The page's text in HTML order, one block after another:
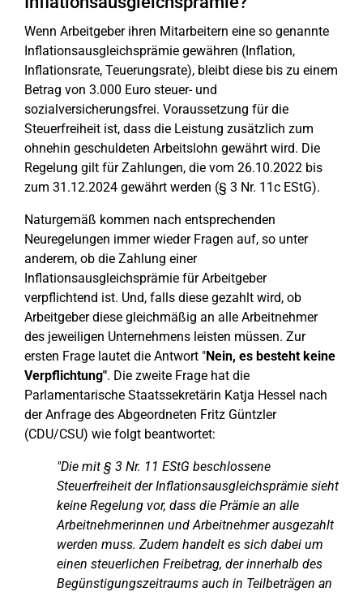
Wenn Arbeitgeber ihren Mitarbeitern eine so genannte
Inflationsausgleichsprämie gewähren (Inflation,
Inflationsrate, Teuerungsrate), bleibt diese bis zu einem
Betrag von 3.000 Euro steuer- und
sozialversicherungsfrei. Voraussetzung für die
Steuerfreiheit ist, dass die Leistung zusätzlich zum
ohnehin geschuldeten Arbeitslohn gewährt wird. Die
Regelung gilt für Zahlungen, die vom 26.10.2022 bis
zum 31.12.2024 gewährt werden (§ 3 Nr. 11c EStG).
Naturgemäß kommen nach entsprechenden
Neuregelungen immer wieder Fragen auf, so unter
anderem, ob die Zahlung einer
Inflationsausgleichsprämie für Arbeitgeber
verpflichtend ist. Und, falls diese gezahlt wird, ob
Arbeitgeber diese gleichmäßig an alle Arbeitnehmer
des jeweiligen Unternehmens leisten müssen. Zur
ersten Frage lautet die Antwort "Nein, es besteht keine
Verpflichtung". Die zweite Frage hat die
Parlamentarische Staatssekretärin Katja Hessel nach
der Anfrage des Abgeordneten Fritz Güntzler
(CDU/CSU) wie folgt beantwortet:
"Die mit § 3 Nr. 11 EStG beschlossene
Steuerfreiheit der Inflationsausgleichsprämie sieht
keine Regelung vor, dass die Prämie an alle
Arbeitnehmerinnen und Arbeitnehmer ausgezahlt
werden muss. Zudem handelt es sich dabei um
einen steuerlichen Freibetrag, der innerhalb des
Begünstigungszeitraums auch in Teilbeträgen an